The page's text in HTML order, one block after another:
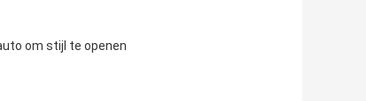
om stijl te openen